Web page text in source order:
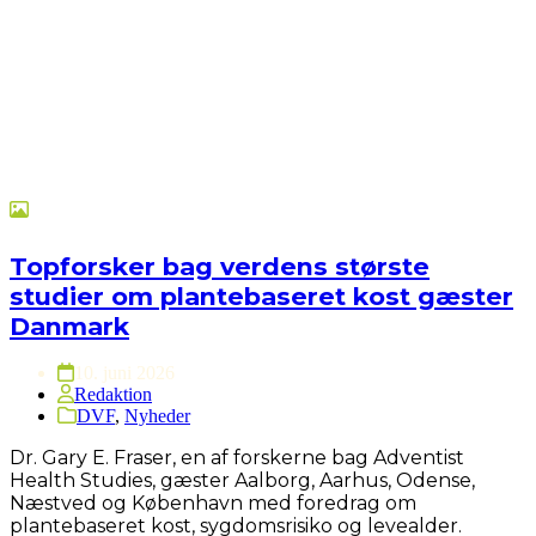
Topforsker bag verdens største
studier om plantebaseret kost gæster
Danmark
10. juni 2026
Redaktion
DVF, Nyheder
Dr. Gary E. Fraser, en af forskerne bag Adventist
Health Studies, gæster Aalborg, Aarhus, Odense,
Næstved og København med foredrag om
plantebaseret kost, sygdomsrisiko og levealder.